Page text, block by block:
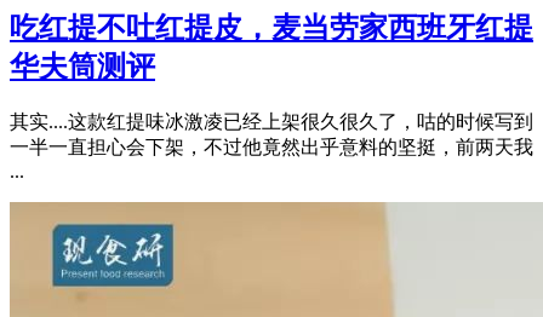
吃红提不吐红提皮，麦当劳家西班牙红提
华夫筒测评
其实....这款红提味冰激凌已经上架很久很久了，咕的时候写到
一半一直担心会下架，不过他竟然出乎意料的坚挺，前两天我
...